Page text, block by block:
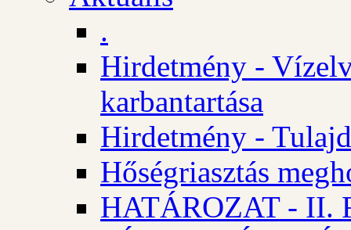
.
Hirdetmény -
karbantartása
Hirdetmény -
Hőségriasztás
HATÁROZAT - II.